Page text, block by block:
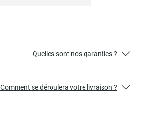
Quelles sont nos garanties ?
Comment se déroulera votre livraison ?